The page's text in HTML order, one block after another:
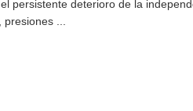
persistente deterioro de la
...